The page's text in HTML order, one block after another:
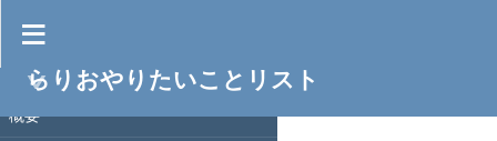
プロジェクト
概要
らりおやりたいことリスト
作業時間
フィルタ